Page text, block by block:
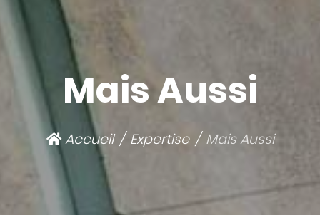
Mais Aussi
Accueil Expertise Mais Aussi